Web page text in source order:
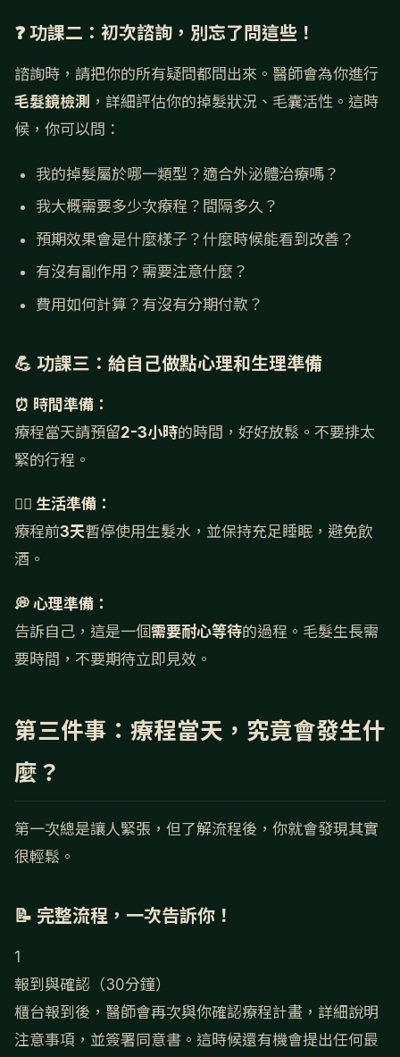
❓ 功課二：初次諮詢，別忘了問這些！
諮詢時，請把你的所有疑問都問出來。醫師會為你進行
毛髮鏡檢測 ，詳細評估你的掉髮狀況、毛囊活性。這時
候，你可以問：
我的掉髮屬於哪一類型？適合外泌體治療嗎？
我大概需要多少次療程？間隔多久？
預期效果會是什麼樣子？什麼時候能看到改善？
有沒有副作用？需要注意什麼？
費用如何計算？有沒有分期付款？
💪 功課三：給自己做點心理和生理準備
⏰ 時間準備：
療程當天請預留2-3小時的時間，好好放鬆。不要排太
緊的行程。
🏃‍♀️ 生活準備：
療程前3天暫停使用生髮水，並保持充足睡眠，避免飲
酒。
💭 心理準備：
告訴自己，這是一個需要耐心等待的過程。毛髮生長需
要時間，不要期待立即見效。
第三件事：療程當天，究竟會發生什
麼？
第一次總是讓人緊張，但了解流程後，你就會發現其實
很輕鬆。
📝 完整流程，一次告訴你！
1
報到與確認（30分鐘）
櫃台報到後，醫師會再次與你確認療程計畫，詳細說明
注意事項，並簽署同意書。這時候還有機會提出任何最